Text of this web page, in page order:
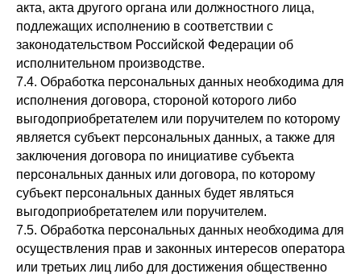
акта, акта другого органа или должностного лица,
подлежащих исполнению в соответствии с
законодательством Российской Федерации об
исполнительном производстве.
7.4. Обработка персональных данных необходима для
исполнения договора, стороной которого либо
выгодоприобретателем или поручителем по которому
является субъект персональных данных, а также для
заключения договора по инициативе субъекта
персональных данных или договора, по которому
субъект персональных данных будет являться
выгодоприобретателем или поручителем.
7.5. Обработка персональных данных необходима для
осуществления прав и законных интересов оператора
или третьих лиц либо для достижения общественно